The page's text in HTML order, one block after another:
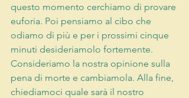
questo momento cerchiamo di provare
euforia. Poi pensiamo al cibo che
odiamo di più e per i prossimi cinque
minuti desideriamolo fortemente.
Consideriamo la nostra opinione sulla
pena di morte e cambiamola. Alla fine,
chiediamoci quale sarà il nostro